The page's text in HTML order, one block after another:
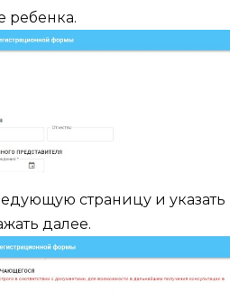
ребенка.
страницу и указать
далее.